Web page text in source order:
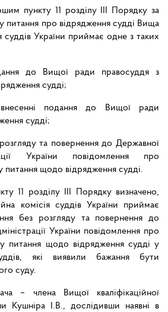
пункту 11 розділу ІІІ Порядку за
питання про відрядження судді Вища
суддів України приймає одне з таких
до Вищої ради правосуддя з
судді;
подання до Вищої ради
судді;
та повернення до Державної
України повідомлення про
питання щодо відрядження судді.
11 розділу ІІІ Порядку визначено,
комісія суддів України приймає
без розгляду та повернення до
України повідомлення про
питання щодо відрядження судді у
які виявили бажання бути
суду.
– члена Вищої кваліфікаційної
Кушніра І.В., дослідивши наявні в